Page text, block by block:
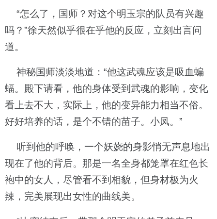
“怎么了，国师？对这个明玉宗的队员有兴趣
吗？”徐天然似乎很在乎他的反应，立刻出言问
道。
神秘国师淡淡地道：“他这武魂应该是吸血蝙
蝠。殿下请看，他的身体受到武魂的影响，变化
看上去不大，实际上，他的变异能力相当不俗。
好好培养的话，是个不错的苗子。小凤。”
听到他的呼唤，一个妖娆的身影悄无声息地出
现在了他的背后。那是一名全身都笼罩在红色长
袍中的女人，尽管看不到相貌，但身材极为火
辣，完美展现出女性的曲线美。